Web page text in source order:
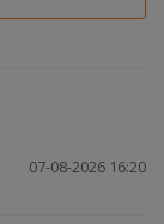
07-08-2026 16:20